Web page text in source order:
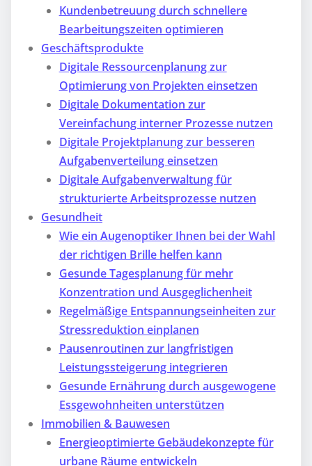
Kundenbetreuung durch schnellere
Bearbeitungszeiten optimieren
Geschäftsprodukte
Digitale Ressourcenplanung zur
Optimierung von Projekten einsetzen
Digitale Dokumentation zur
Vereinfachung interner Prozesse nutzen
Digitale Projektplanung zur besseren
Aufgabenverteilung einsetzen
Digitale Aufgabenverwaltung für
strukturierte Arbeitsprozesse nutzen
Gesundheit
Wie ein Augenoptiker Ihnen bei der Wahl
der richtigen Brille helfen kann
Gesunde Tagesplanung für mehr
Konzentration und Ausgeglichenheit
Regelmäßige Entspannungseinheiten zur
Stressreduktion einplanen
Pausenroutinen zur langfristigen
Leistungssteigerung integrieren
Gesunde Ernährung durch ausgewogene
Essgewohnheiten unterstützen
Immobilien & Bauwesen
Energieoptimierte Gebäudekonzepte für
urbane Räume entwickeln